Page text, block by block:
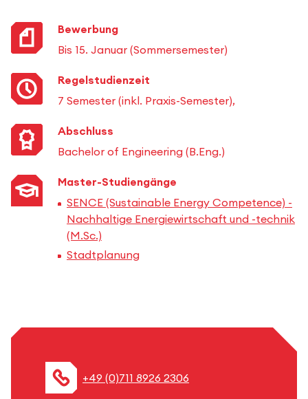
Bewerbung
Bis 15. Januar (Sommersemester)
Regelstudienzeit
7 Semester (inkl. Praxis-Semester),
Abschluss
Bachelor of Engineering (B.Eng.)
Master-Studiengänge
SENCE (Sustainable Energy Competence) -
Nachhaltige Energiewirtschaft und -technik
(M.Sc.)
Stadtplanung
+49 (0)711 8926 2306